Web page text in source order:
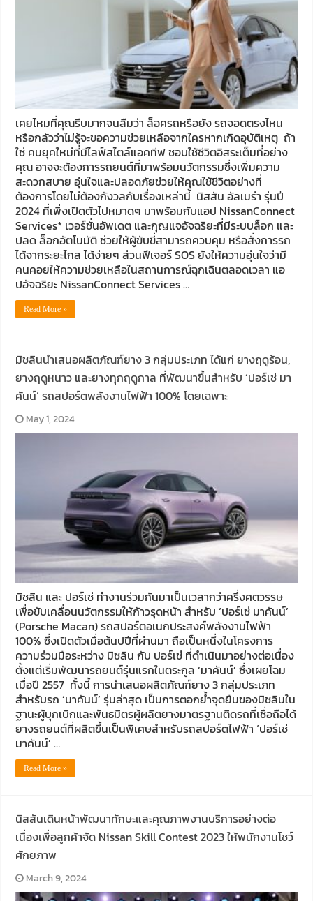
เคยไหมที่คุณรีบมากจนลืมว่า ล็อครถหรือยัง รถจอดตรงไหน
หรือกลัวว่าไม่รู้จะขอความช่วยเหลือจากใครหากเกิดอุบัติเหตุ ถ้า
ใช่ คนยุคใหม่ที่มีไลฟ์สไตล์แอคทีฟ ชอบใช้ชีวิตอิสระเต็มที่อย่าง
คุณ อาจจะต้องการรถยนต์ที่มาพร้อมนวัตกรรมซึ่งเพิ่มความ
สะดวกสบาย อุ่นใจและปลอดภัยช่วยให้คุณใช้ชีวิตอย่างที่
ต้องการโดยไม่ต้องกังวลกับเรื่องเหล่านี้ นิสสัน อัลเมร่า รุ่นปี
2024 ที่เพิ่งเปิดตัวไปหมาดๆ มาพร้อมกับแอป NissanConnect
Services* เวอร์ชั่นอัพเดต และกุญแจอัจฉริยะที่มีระบบล็อก และ
ปลด ล็อกอัตโนมัติ ช่วยให้ผู้ขับขี่สามารถควบคุม หรือสั่งการรถ
ได้จากระยะไกล ได้ง่ายๆ ส่วนฟีเจอร์ SOS ยังให้ความอุ่นใจว่ามี
คนคอยให้ความช่วยเหลือในสถานการณ์ฉุกเฉินตลอดเวลา แอ
ปอัจฉริยะ NissanConnect Services …
Read More »
มิชลินนำเสนอผลิตภัณฑ์ยาง 3 กลุ่มประเภท ได้แก่ ยางฤดูร้อน,
ยางฤดูหนาว และยางทุกฤดูกาล ที่พัฒนาขึ้นสำหรับ ‘ปอร์เช่ มา
คันน์’ รถสปอร์ตพลังงานไฟฟ้า 100% โดยเฉพาะ
May 1, 2024
มิชลิน และ ปอร์เช่ ทำงานร่วมกันมาเป็นเวลากว่าครึ่งศตวรรษ
เพื่อขับเคลื่อนนวัตกรรมให้ก้าวรุดหน้า สำหรับ ‘ปอร์เช่ มาคันน์’
(Porsche Macan) รถสปอร์ตอเนกประสงค์พลังงานไฟฟ้า
100% ซึ่งเปิดตัวเมื่อต้นปปีที่ผ่านมา ถือเป็นหนึ่งในโครงการ
ความร่วมมือระหว่าง มิชลิน กับ ปอร์เช่ ที่ดำเนินมาอย่างต่อเนื่อง
ตั้งแต่เริ่มพัฒนารถยนต์รุ่นแรกในตระกูล ‘มาคันน์’ ซึ่งเผยโฉม
เมื่อปี 2557 ทั้งนี้ การนำเสนอผลิตภัณฑ์ยาง 3 กลุ่มประเภท
สำหรับรถ ‘มาคันน์’ รุ่นล่าสุด เป็นการตอกย้ำจุดยืนของมิชลินใน
ฐานะผู้บุกเบิกและพันธมิตรผู้ผลิตยางมาตรฐานติดรถที่เชื่อถือได้
ยางรถยนต์ที่ผลิตขึ้นเป็นพิเศษสำหรับรถสปอร์ตไฟฟ้า ‘ปอร์เช่
มาคันน์’ …
Read More »
นิสสันเดินหน้าพัฒนาทักษะและคุณภาพงานบริการอย่างต่อ
เนื่องเพื่อลูกค้าจัด Nissan Skill Contest 2023 ให้พนักงานโชว์
ศักยภาพ
March 9, 2024